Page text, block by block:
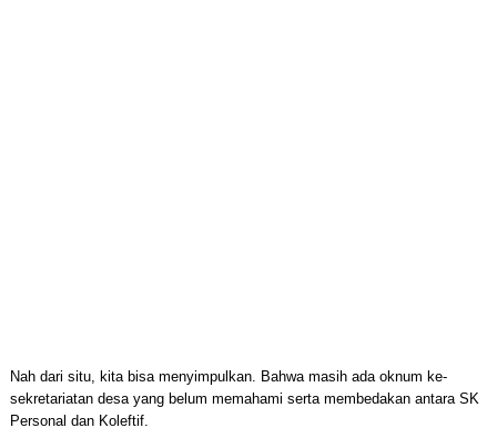
Nah dari situ, kita bisa menyimpulkan. Bahwa masih ada oknum ke-
sekretariatan desa yang belum memahami serta membedakan antara SK
Personal dan Koleftif.